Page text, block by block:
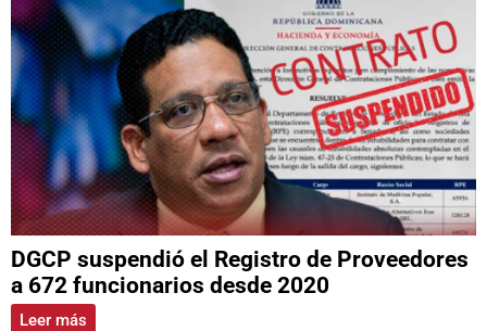
DGCP suspendió el Registro de Proveedores
a 672 funcionarios desde 2020
Leer más